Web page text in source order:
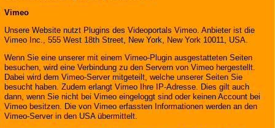
Vimeo
Unsere Website nutzt Plugins des Videoportals Vimeo. Anbieter ist die
Vimeo Inc., 555 West 18th Street, New York, New York 10011, USA.
Wenn Sie eine unserer mit einem Vimeo-Plugin ausgestatteten Seiten
besuchen, wird eine Verbindung zu den Servern von Vimeo hergestellt.
Dabei wird dem Vimeo-Server mitgeteilt, welche unserer Seiten Sie
besucht haben. Zudem erlangt Vimeo Ihre IP-Adresse. Dies gilt auch
dann, wenn Sie nicht bei Vimeo eingeloggt sind oder keinen Account bei
Vimeo besitzen. Die von Vimeo erfassten Informationen werden an den
Vimeo-Server in den USA übermittelt.